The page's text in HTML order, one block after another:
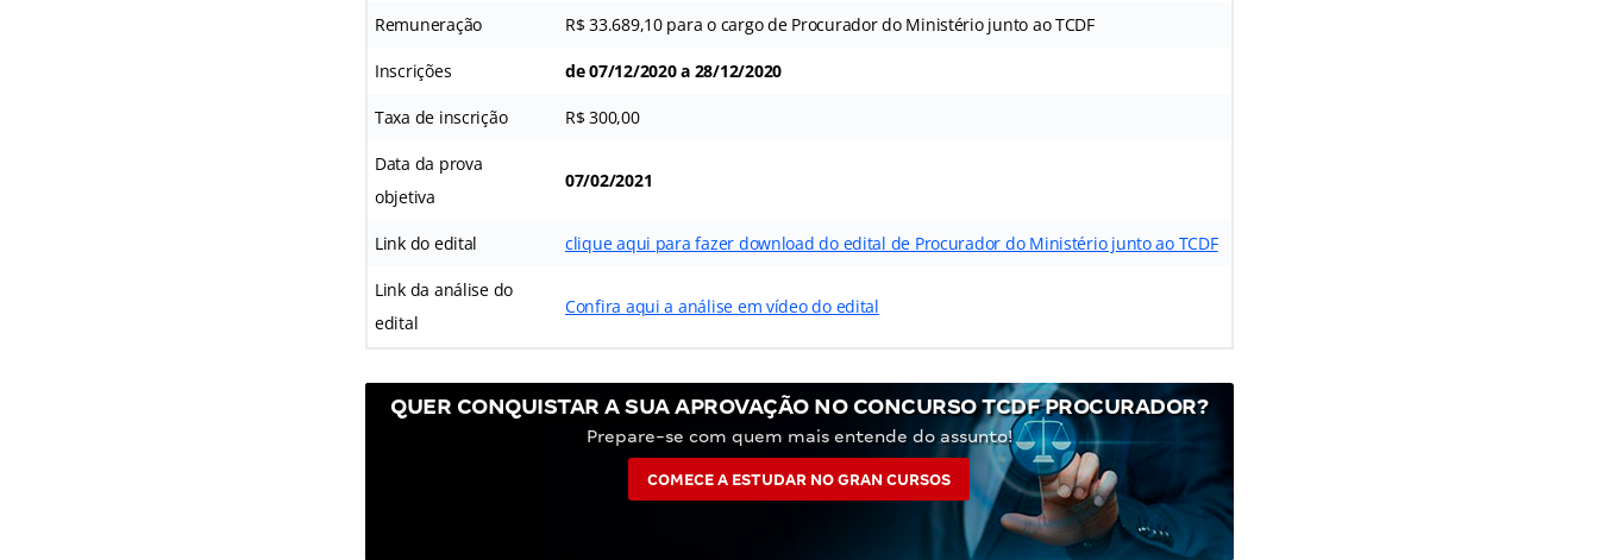
Remuneração R$ 33.689,10 para o cargo de Procurador do Ministério junto ao TCDF
Inscrições de 07/12/2020 a 28/12/2020
Taxa de inscrição R$ 300,00
Data da prova
objetiva
07/02/2021
Link do edital clique aqui para fazer download do edital de Procurador do Ministério junto ao TCDF
Link da análise do
edital
Confira aqui a análise em vídeo do edital
QUER CONQUISTAR A SUA APROVAÇÃO NO CONCURSO TCDF PROCURADOR?
Prepare-se com quem mais entende do assunto!
COMECE A ESTUDAR NO GRAN CURSOS